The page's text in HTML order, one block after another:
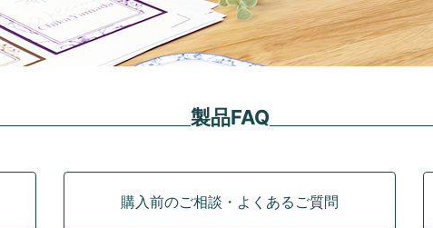
製品FAQ
購入前のご相談・よくあるご質問